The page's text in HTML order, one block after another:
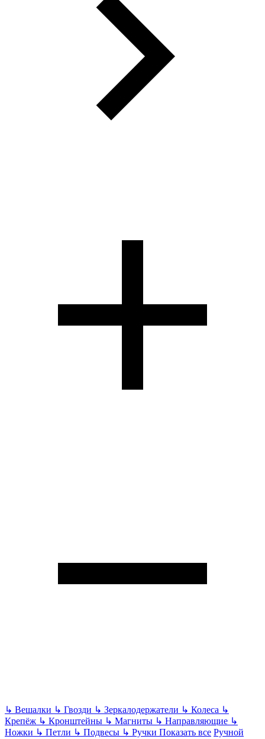
↳ Вешалки ↳ Гвозди ↳ Зеркалодержатели ↳ Колеса ↳
Крепёж ↳ Кронштейны ↳ Магниты ↳ Направляющие ↳
Ножки ↳ Петли ↳ Подвесы ↳ Ручки Показать все Ручной